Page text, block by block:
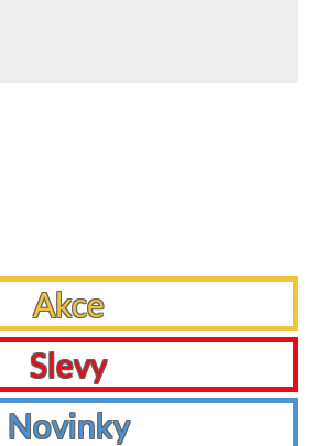
Akce
Slevy
Novinky